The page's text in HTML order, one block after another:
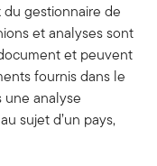
gestionnaire de
et analyses sont
et peuvent
fournis dans le
analyse
sujet d’un pays,